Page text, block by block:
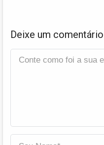
Deixe um comentário